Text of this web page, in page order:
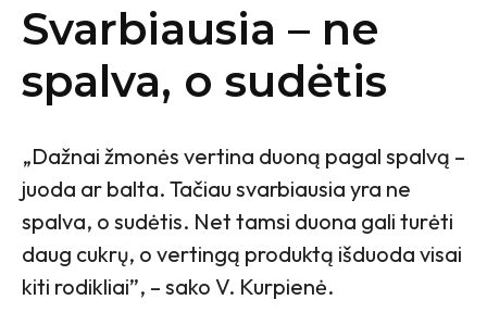
Svarbiausia – ne
spalva, o sudėtis
„Dažnai žmonės vertina duoną pagal spalvą –
juoda ar balta. Tačiau svarbiausia yra ne
spalva, o sudėtis. Net tamsi duona gali turėti
daug cukrų, o vertingą produktą išduoda visai
kiti rodikliai”, – sako V. Kurpienė.